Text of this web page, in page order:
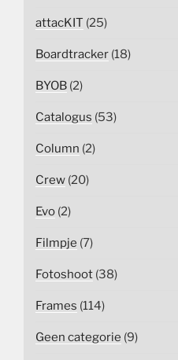
attacKIT (25)
Boardtracker (18)
BYOB (2)
Catalogus (53)
Column (2)
Crew (20)
Evo (2)
Filmpje (7)
Fotoshoot (38)
Frames (114)
Geen categorie (9)